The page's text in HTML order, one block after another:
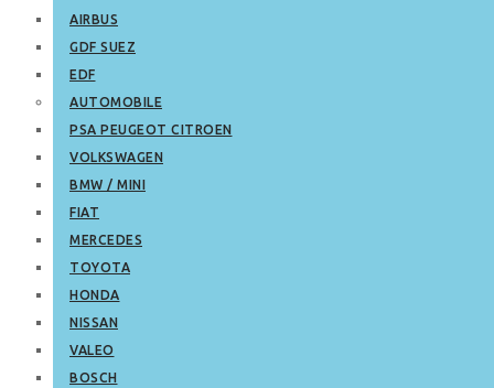
AIRBUS
GDF SUEZ
EDF
AUTOMOBILE
PSA PEUGEOT CITROEN
VOLKSWAGEN
BMW / MINI
FIAT
MERCEDES
TOYOTA
HONDA
NISSAN
VALEO
BOSCH